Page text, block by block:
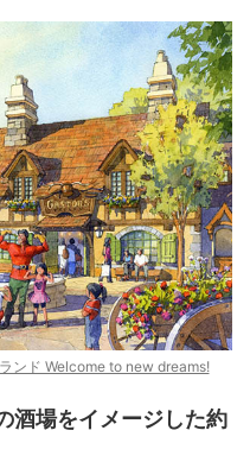
ンド Welcome to new dreams!
酒場をイメージした約